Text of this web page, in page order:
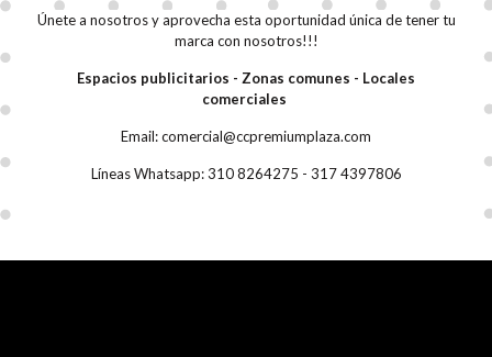
Únete a nosotros y aprovecha esta oportunidad única de tener tu
marca con nosotros!!!
Espacios publicitarios - Zonas comunes - Locales
comerciales
Email:comercial@ccpremiumplaza.com
Líneas Whatsapp:310 8264275 - 317 4397806